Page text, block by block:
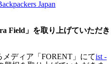
Field」を取り上げていただき
ディア「FORENT」にてist -